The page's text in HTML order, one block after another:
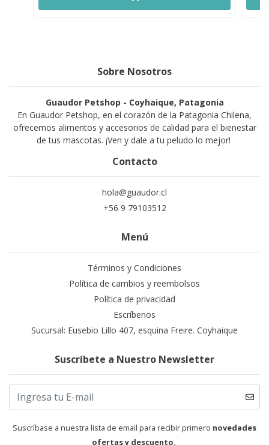
Sobre Nosotros
Guaudor Petshop - Coyhaique, Patagonia
En Guaudor Petshop, en el corazón de la Patagonia Chilena,
ofrecemos alimentos y accesorios de calidad para el bienestar
de tus mascotas. ¡Ven y dale a tu peludo lo mejor!
Contacto
hola@guaudor.cl
+56 9 79103512
Menú
Términos y Condiciones
Política de cambios y reembolsos
Política de privacidad
Escríbenos
Sucursal: Eusebio Lillo 407, esquina Freire. Coyhaique
Suscríbete a Nuestro Newsletter
Suscríbase a nuestra lista de email para recibir primero novedades
ofertas y descuento.